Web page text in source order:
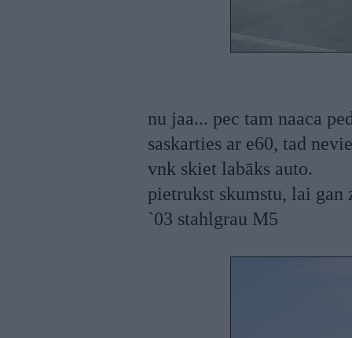
nu jaa... pec tam naaca
saskarties ar e60, tad
vnk skiet labāks auto.
pietrukst skumstu, lai gan
`03 stahlgrau M5